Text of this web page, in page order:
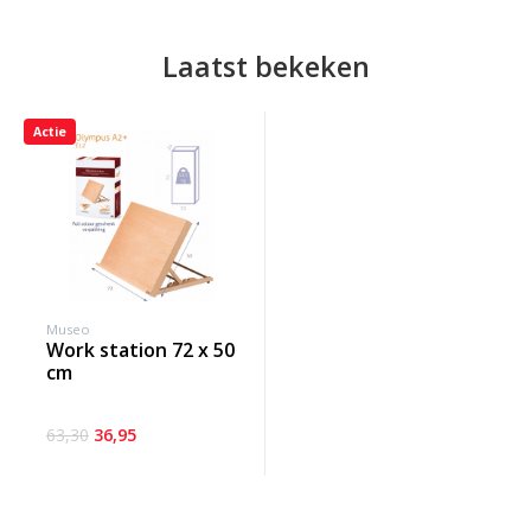
Laatst bekeken
Actie
Museo
work station 72 x 50
cm
63,30 36,95